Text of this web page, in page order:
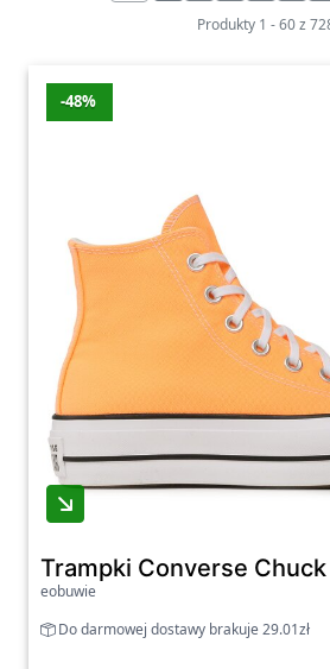
Produkty 1 -60z
-48%
Trampki Converse
eobuwie
Do darmowej dostawy brakuje 29.01zł